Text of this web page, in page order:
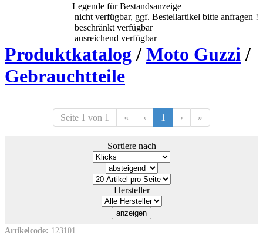
Legende für Bestandsanzeige
nicht verfügbar, ggf. Bestellartikel bitte anfragen !
beschränkt verfügbar
ausreichend verfügbar
Produktkatalog / Moto Guzzi /
Gebrauchtteile
Seite 1 von 1 « ‹ 1 › »
Sortiere nach
Hersteller
Artikelcode: 123101